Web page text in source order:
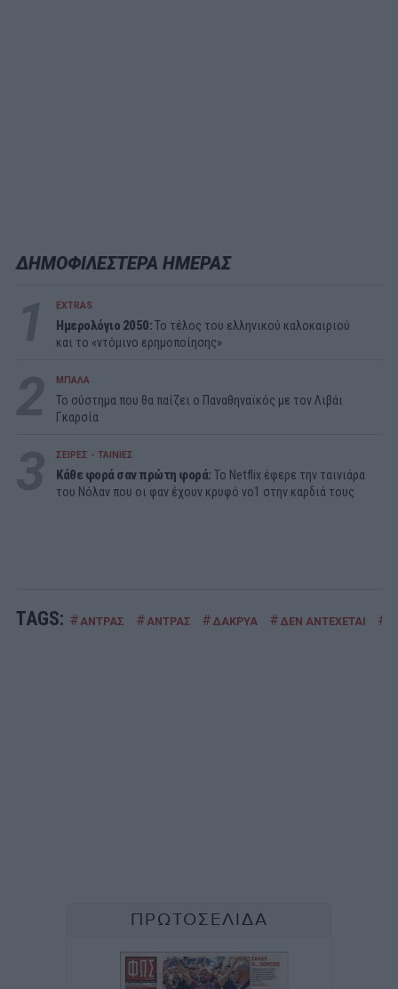
ΔΗΜΟΦΙΛΕΣΤΕΡΑ ΗΜΕΡΑΣ
EXTRAS
Ημερολόγιο 2050:To τέλος του ελληνικού καλοκαιριού
και το «ντόμινο ερημοποίησης»
ΜΠΑΛΑ
Το σύστημα που θα παίζει ο Παναθηναϊκός με τον Λιβάι
Γκαρσία
ΣΕΙΡΕΣ - ΤΑΙΝΙΕΣ
Κάθε φορά σαν πρώτη φορά: Το Netflix έφερε την ταινιάρα
του Νόλαν που οι φαν έχουν κρυφό νο1 στην καρδιά τους
TAGS: # ΑΝΤΡΑΣ # ΑΝΤΡΑΣ # ΔΑΚΡΥΑ # ΔΕΝ ΑΝΤΕΧΕΤΑΙ #